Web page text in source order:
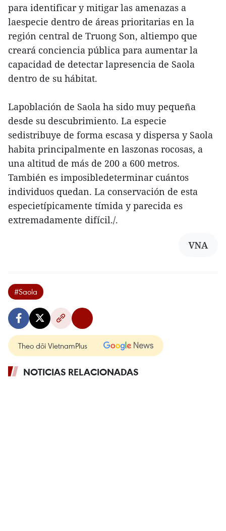
para identificar y mitigar las amenazas a
laespecie dentro de áreas prioritarias en la
región central de Truong Son, altiempo que
creará conciencia pública para aumentar la
capacidad de detectar lapresencia de Saola
dentro de su hábitat.
Lapoblación de Saola ha sido muy pequeña
desde su descubrimiento. La especie
sedistribuye de forma escasa y dispersa y Saola
habita principalmente en laszonas rocosas, a
una altitud de más de 200 a 600 metros.
También es imposibledeterminar cuántos
individuos quedan. La conservación de esta
especietípicamente tímida y parecida es
extremadamente difícil./.
VNA
#Saola
Theo dõi VietnamPlus
NOTICIAS RELACIONADAS